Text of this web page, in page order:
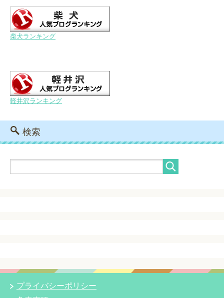
柴犬ランキング
軽井沢ランキング
検索
プライバシーポリシー